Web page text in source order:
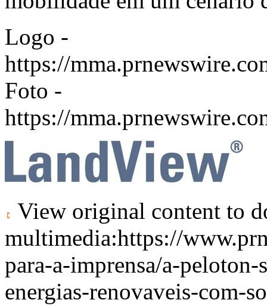
Logo -
https://
Foto -
https://
View original content to
multimedia:https://
para-a-imprensa/a-peloton-
energias-renovaveis-com-